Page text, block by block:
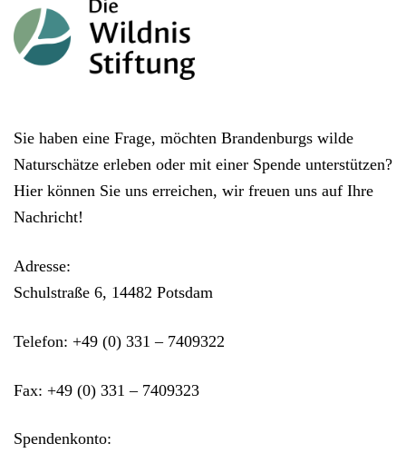
Sie haben eine Frage, möchten Brandenburgs wilde
Naturschätze erleben oder mit einer Spende unterstützen?
Hier können Sie uns erreichen, wir freuen uns auf Ihre
Nachricht!
Adresse:
Schulstraße 6, 14482 Potsdam
Telefon: +49 (0) 331 – 7409322
Fax: +49 (0) 331 – 7409323
Spendenkonto: